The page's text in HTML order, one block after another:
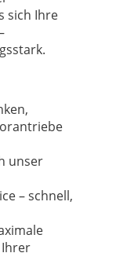
sich Ihre
unser
– schnell,